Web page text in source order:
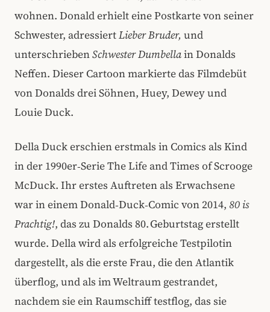
wohnen. Donald erhielt eine Postkarte von seiner
Schwester, adressiertLieber Bruder, und
unterschriebenSchwester Dumbellain Donalds
Neffen. Dieser Cartoon markierte das Filmdebüt
von Donalds drei Söhnen, Huey, Dewey und
Louie Duck.
Della Duck erschien erstmals in Comics als Kind
in der 1990er‑Serie The Life and Times of Scrooge
McDuck. Ihr erstes Auftreten als Erwachsene
war in einem Donald‑Duck‑Comic von 2014, 80 is
Prachtig!, das zu Donalds 80. Geburtstag erstellt
wurde. Della wird als erfolgreiche Testpilotin
dargestellt, als die erste Frau, die den Atlantik
überflog, und als im Weltraum gestrandet,
nachdem sie ein Raumschiff testflog, das sie